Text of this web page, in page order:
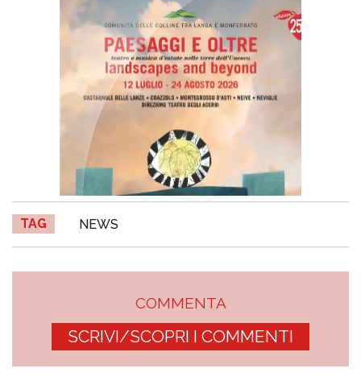
TAG NEWS
COMMENTA
SCRIVI/SCOPRI I COMMENTI